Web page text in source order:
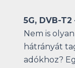
5G, DVB-
Nem is
hátrányát
adókhoz?